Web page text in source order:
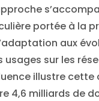
portée à la
aux
sur les
illustre cette
4,6 milliards de